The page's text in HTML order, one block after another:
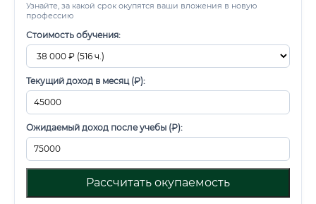
Узнайте, за какой срок окупятся ваши вложения в новую
профессию
Стоимость обучения:
Текущий доход в месяц (₽):
Ожидаемый доход после учебы (₽):
Рассчитать окупаемость